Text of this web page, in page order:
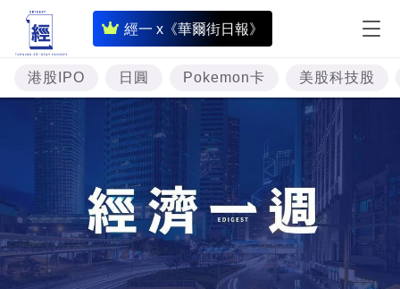
經一 x《華爾街日報》
即
時
財
經
專
題
投
資
樓
市
港股IPO 日圓 Pokemon卡 美股科技股